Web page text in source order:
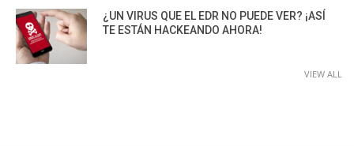
¿UN VIRUS QUE EL EDR NO PUEDE VER? ¡ASÍ
TE ESTÁN HACKEANDO AHORA!
VIEW ALL